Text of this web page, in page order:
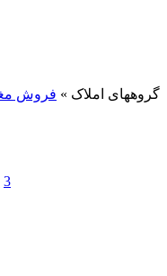
گروههای املاک » فروش
3